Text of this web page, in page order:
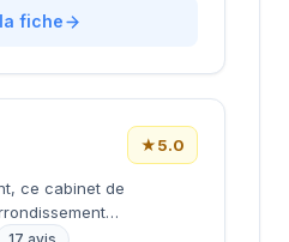
La structure affiche
auprès de sa
en recrutement.
fiche
★5.0
ce cabinet de
dans leurs